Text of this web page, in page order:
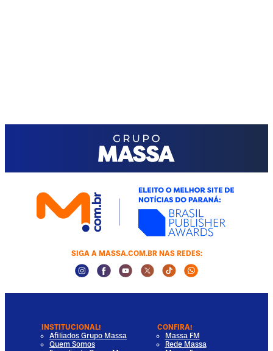
SIGA A MASSA.COM.BR NAS REDES:
Instagram Social Media
Facebook Social Media
Youtube Social Media
Twitter Social Media
Tiktok Social Media
Whatsapp
INSTITUCIONAL!
Afiliados Grupo Massa
Quem Somos
CONFIRA!
Massa FM
Rede Massa